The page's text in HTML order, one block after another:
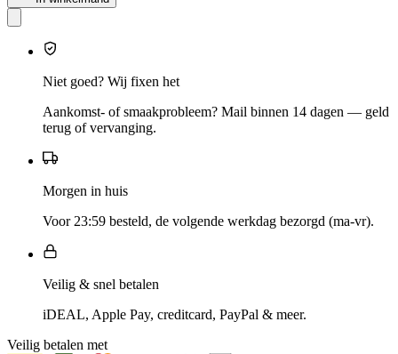
Niet goed? Wij fixen het
Aankomst- of smaakprobleem? Mail binnen 14 dagen — geld
terug of vervanging.
Morgen in huis
Voor 23:59 besteld, de volgende werkdag bezorgd (ma-vr).
Veilig & snel betalen
iDEAL, Apple Pay, creditcard, PayPal & meer.
Veilig betalen met